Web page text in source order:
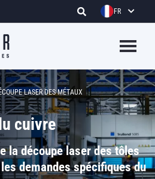
FR
LASER DES MÉTAUX
cuivre
la découpe laser des tôles
demandes spécifiques du